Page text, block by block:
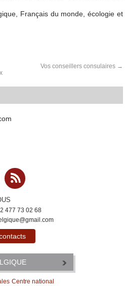
Français du monde, écologie et
Vos conseillers consulaires
477 73 02 68
Centre national